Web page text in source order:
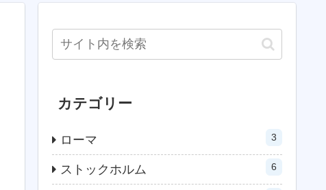
カテゴリー
ローマ 3
ストックホルム 6